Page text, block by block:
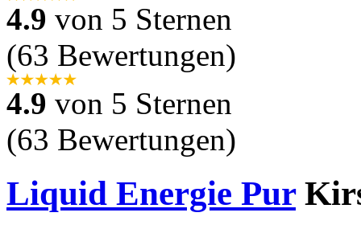
4.9 von 5 Sternen
(63 Bewertungen)
4.9 von 5 Sternen
(63 Bewertungen)
Liquid Energie Pur